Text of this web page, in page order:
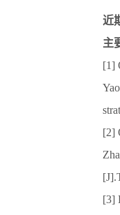
近
主
[1]
[2]
[3]